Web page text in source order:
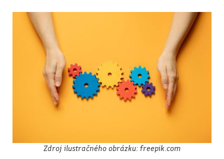
Zdroj ilustračného obrázku: freepik.com